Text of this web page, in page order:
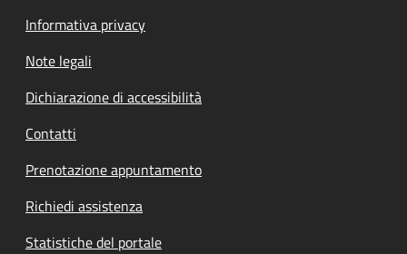
Informativa privacy
Note legali
Dichiarazione di accessibilità
Contatti
Prenotazione appuntamento
Richiedi assistenza
Statistiche del portale